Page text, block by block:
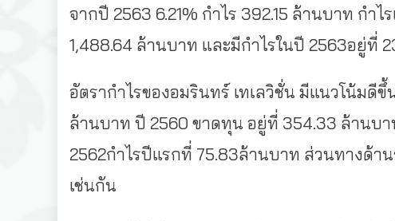
จากปี 2563 6.21% กำไร 392.15 ล้านบาท กำ
1,488.64 ล้านบาท และมีกำไรในปี 2563อยู่ที่
อัตรากำไรของอมรินทร์ เทเลวิชั่น มีแนวโน้ม
ล้านบาท ปี 2560 ขาดทุน อยู่ที่ 354.33 ล้านบ
2562กำไรปีแรกที่ 75.83ล้านบาท ส่วนทางด้า
เช่นกัน